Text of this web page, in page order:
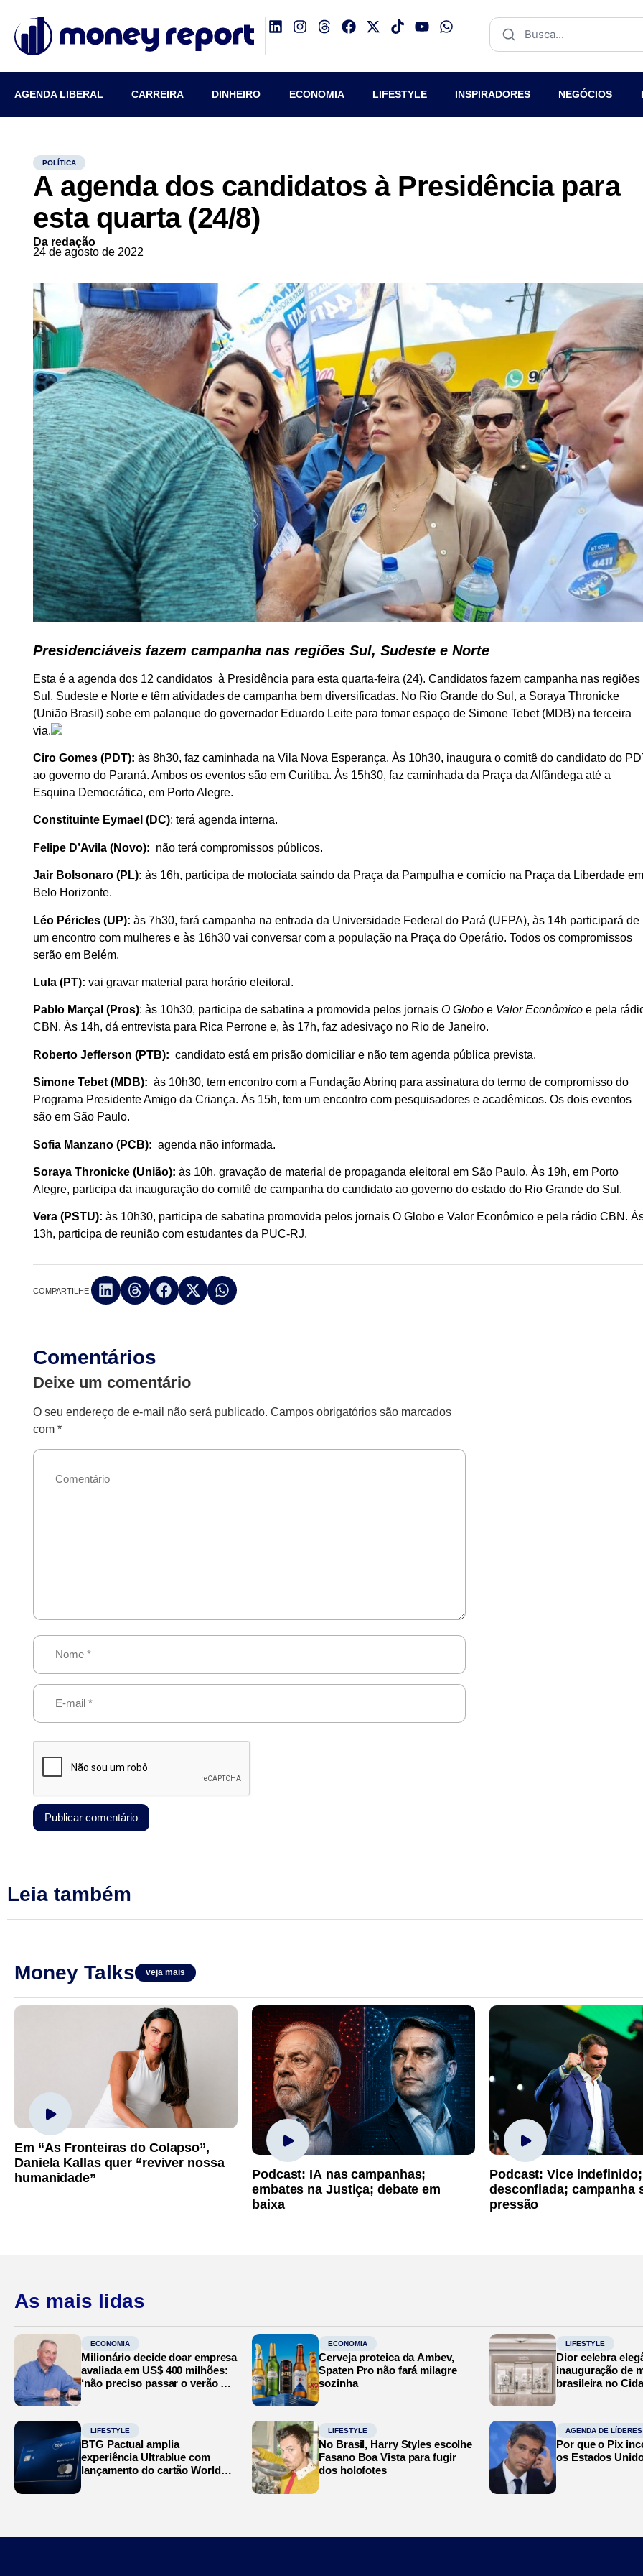
AGENDA LIBERAL CARREIRA DINHEIRO ECONOMIA LIFESTYLE INSPIRADORES NEGÓCIOS
POLÍTICA
A agenda dos candidatos à Presidência para
esta quarta (24/8)
Da redação
24 de agosto de 2022
Presidenciáveis fazem campanha nas regiões Sul, Sudeste e Norte
Esta é a agenda dos 12 candidatos à Presidência para esta quarta-feira (24). Candidatos fazem campanha nas regiões
Sul, Sudeste e Norte e têm atividades de campanha bem diversificadas. No Rio Grande do Sul, a Soraya Thronicke
(União Brasil) sobe em palanque do governador Eduardo Leite para tomar espaço de Simone Tebet (MDB) na terceira
via.
Ciro Gomes (PDT): às 8h30, faz caminhada na Vila Nova Esperança. Às 10h30, inaugura o comitê do candidato do
ao governo do Paraná. Ambos os eventos são em Curitiba. Às 15h30, faz caminhada da Praça da Alfândega até a
Esquina Democrática, em Porto Alegre.
Constituinte Eymael (DC): terá agenda interna.
Felipe D’Avila (Novo): não terá compromissos públicos.
Jair Bolsonaro (PL): às 16h, participa de motociata saindo da Praça da Pampulha e comício na Praça da Liberdade
Belo Horizonte.
Léo Péricles (UP): às 7h30, fará campanha na entrada da Universidade Federal do Pará (UFPA), às 14h participará de
um encontro com mulheres e às 16h30 vai conversar com a população na Praça do Operário. Todos os compromissos
serão em Belém.
Lula (PT): vai gravar material para horário eleitoral.
Pablo Marçal (Pros): às 10h30, participa de sabatina a promovida pelos jornaisO Globo e Valor Econômico e pela
CBN. Às 14h, dá entrevista para Rica Perrone e, às 17h, faz adesivaço no Rio de Janeiro.
Roberto Jefferson (PTB): candidato está em prisão domiciliar e não tem agenda pública prevista.
Simone Tebet (MDB): às 10h30, tem encontro com a Fundação Abrinq para assinatura do termo de compromisso do
Programa Presidente Amigo da Criança. Às 15h, tem um encontro com pesquisadores e acadêmicos. Os dois eventos
são em São Paulo.
Sofia Manzano (PCB): agenda não informada.
Soraya Thronicke (União):às 10h, gravação de material de propaganda eleitoral em São Paulo. Às 19h, em Porto
Alegre, participa da inauguração do comitê de campanha do candidato ao governo do estado do Rio Grande do Sul.
Vera (PSTU): às 10h30, participa de sabatina promovida pelos jornais O Globo e Valor Econômico e pela rádio CBN.
13h, participa de reunião com estudantes da PUC-RJ.
COMPARTILHE:
Comentários
Deixe um comentário
O seu endereço de e-mail não será publicado. Campos obrigatórios são marcados
com*
Leia também
Money Talks veja mais
Em “As Fronteiras do Colapso”,
Daniela Kallas quer “reviver nossa
humanidade”
Podcast: IA nas campanhas;
embates na Justiça; debate em
baixa
Podcast: Vice
desconfiada; campanha
pressão
As mais lidas
ECONOMIA
Milionário decide doar empresa
avaliada em US$ 400 milhões:
‘não preciso passar o verão no
ECONOMIA
Cerveja proteica da Ambev,
Spaten Pro não fará milagre
sozinha
LIFESTYLE
Dior celebra
inauguração de
brasileira no
LIFESTYLE
BTG Pactual amplia
experiência Ultrablue com
lançamento do cartão World
LIFESTYLE
No Brasil, Harry Styles escolhe
Fasano Boa Vista para fugir
dos holofotes
AGENDA DE LÍDERES
Por que o Pix
os Estados